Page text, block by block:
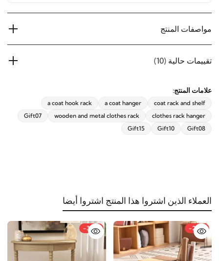
مواصفات المنتج
تقييمات حالية (10)
علامات المنتج:
coat rack and shelf
a coat hanger
a coat hook rack
clothes rack hanger
wooden and metal clothes rack
Gift07
Gift08
Gift10
Gift15
العملاء الذين اشتروا هذا المنتج اشتروا أيضا
-24%
-32%